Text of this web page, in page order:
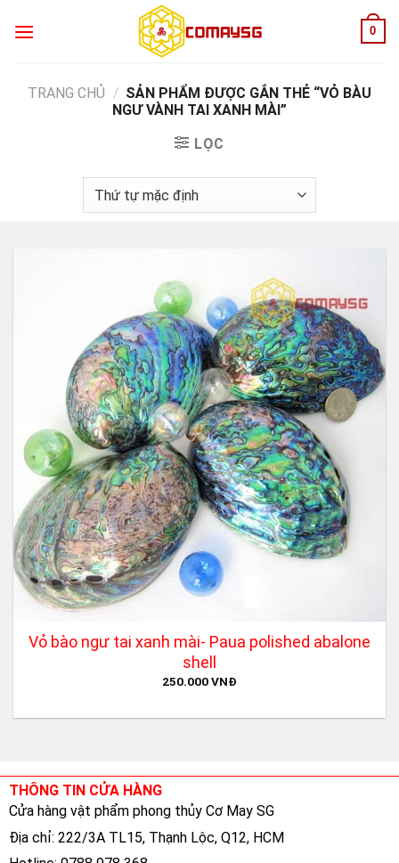
0
TRANG CHỦ / SẢN PHẨM ĐƯỢC GẮN THẺ “VỎ BÀU
NGƯ VÀNH TAI XANH MÀI”
LỌC
Vỏ bào ngư tai xanh mài- Paua polished abalone
shell
250.000VNĐ
THÔNG TIN CỬA HÀNG
Cửa hàng vật phẩm phong thủy Cơ May SG
Địa chỉ: 222/3A TL15, Thạnh Lộc, Q12, HCM